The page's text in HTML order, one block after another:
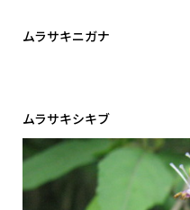
ムラサキニガナ
ムラサキシキブ